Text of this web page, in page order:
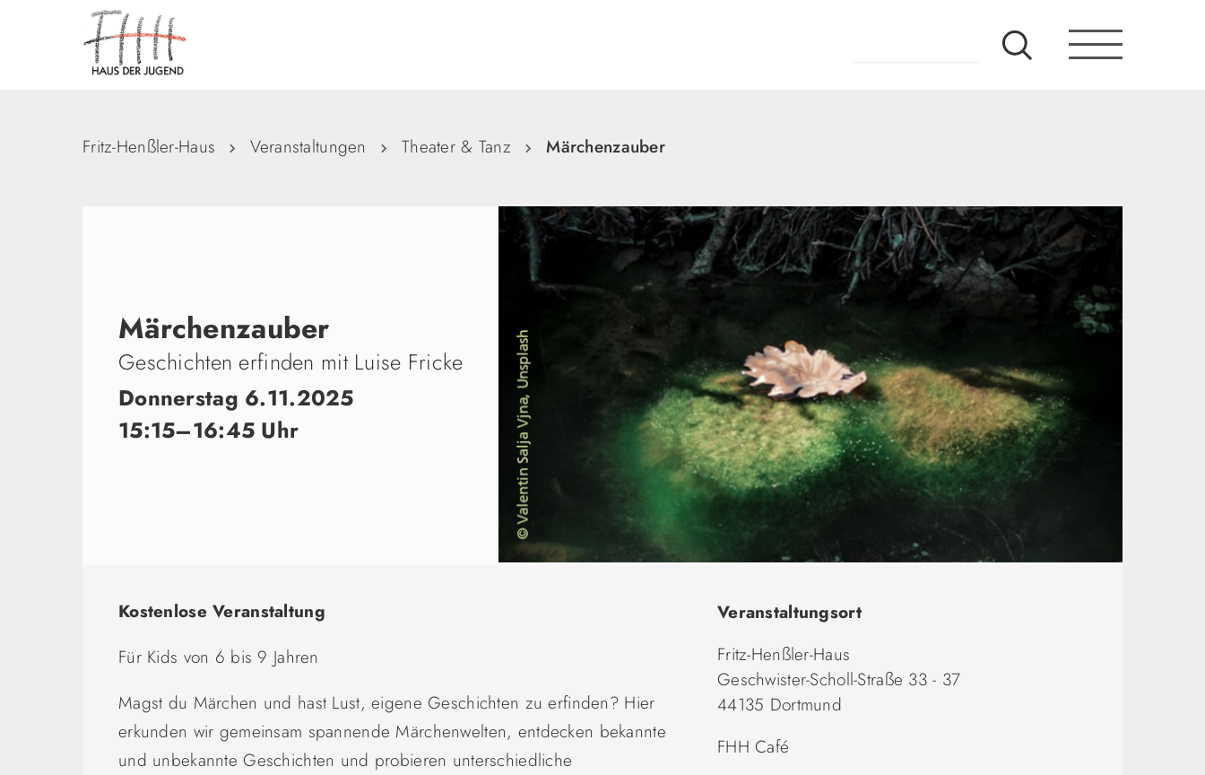
Fritz-Henßler-Haus Veranstaltungen Theater & Tanz Märchenzauber
Märchenzauber
Geschichten erfinden mit Luise Fricke
Donnerstag 6.11.2025
15:15–16:45 Uhr
Kostenlose Veranstaltung
Für Kids von 6 bis 9 Jahren
Magst du Märchen und hast Lust, eigene Geschichten zu erfinden? Hier
erkunden wir gemeinsam spannende Märchenwelten, entdecken bekannte
und unbekannte Geschichten und probieren unterschiedliche
Veranstaltungsort
Fritz-Henßler-Haus
Geschwister-Scholl-Straße 33 - 37
44135 Dortmund
FHH Café